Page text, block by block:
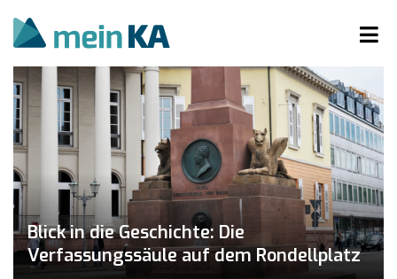
Blick in die Geschichte: Die
Verfassungssäule auf dem Rondellplatz